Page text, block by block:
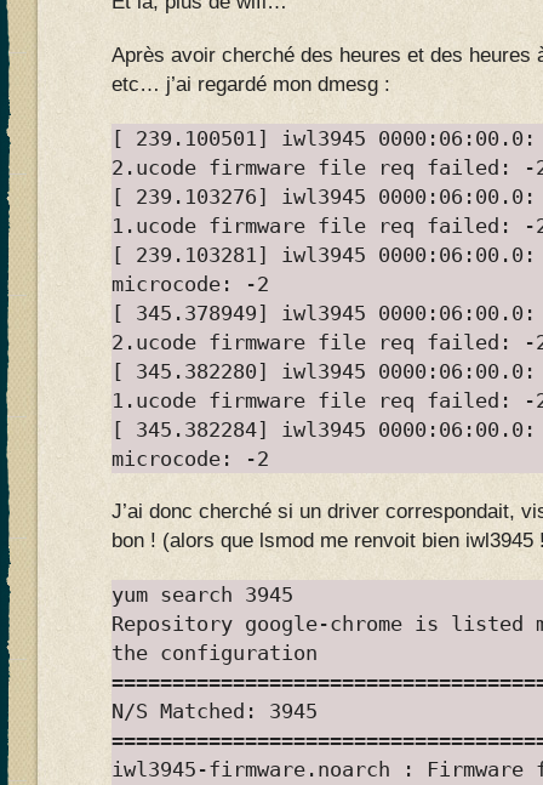
Après avoir cherché des heures et des heures
etc… j’ai regardé mon dmesg :
[ 239.100501] iwl3945
2.ucode firmware file req failed: -
[ 239.103276] iwl3945
1.ucode firmware file req failed: -
[ 239.103281] iwl3945
microcode: -2
[ 345.378949] iwl3945
2.ucode firmware file req failed: -
[ 345.382280] iwl3945
1.ucode firmware file req failed: -
[ 345.382284] iwl3945
microcode: -2
J’ai donc cherché si un driver correspondait,
bon ! (alors que lsmod me renvoit bien iwl3945
yum search 3945
Repository google-chrome is listed
the configuration
N/S Matched: 3945
iwl3945-firmware.noarch :